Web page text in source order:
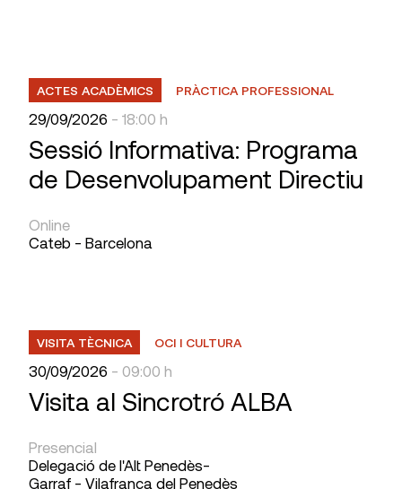
ACTES ACADÈMICS PRÀCTICA PROFESSIONAL
29/09/2026 - 18:00 h
Sessió Informativa: Programa
de Desenvolupament Directiu
Online
Cateb - Barcelona
VISITA TÈCNICA OCI I CULTURA
30/09/2026 - 09:00 h
Visita al Sincrotró ALBA
Presencial
Delegació de l'Alt Penedès-
Garraf - Vilafranca del Penedès